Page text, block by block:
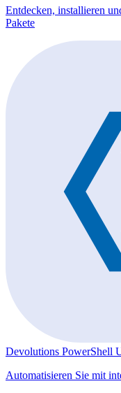
Entdecken, installieren
Pakete
Devolutions PowerShell
Automatisieren Sie mit